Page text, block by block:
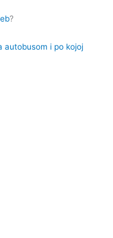
?
autobusom i po kojoj